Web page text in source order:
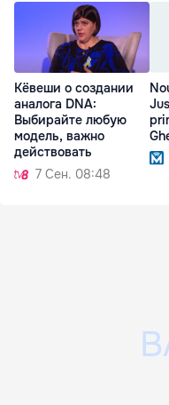
Кёвеши о создании
аналога DNA:
Выбирайте любую
модель, важно
действовать
7 Сен. 08:48